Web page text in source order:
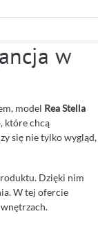
w
model Rea Stella
które chcą
się nie tylko wygląd,
Dzięki nim
W tej ofercie